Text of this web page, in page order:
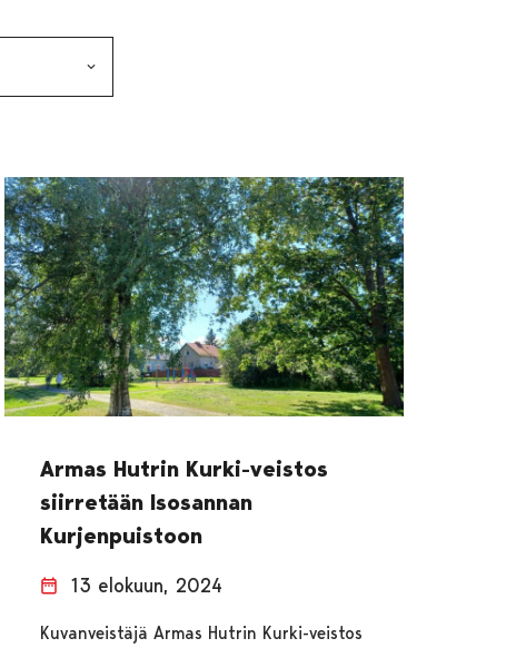
Armas Hutrin Kurki-veistos
siirretään Isosannan
Kurjenpuistoon
13 elokuun, 2024
Kuvanveistäjä Armas Hutrin Kurki-veistos